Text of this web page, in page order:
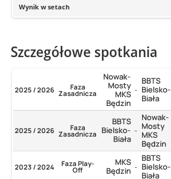
Wynik w setach
Szczegółowe spotkania
2025 / 2026 Faza
Zasadnicza
Nowak-
Mosty
MKS
Będzin
-
BBTS
Bielsko-
Biała
2025 / 2026 Faza
Zasadnicza
BBTS
Bielsko-
Biała
-
Nowak-
Mosty
MKS
Będzin
2023 / 2024 Faza Play-
Off
MKS
Będzin -
BBTS
Bielsko-
Biała